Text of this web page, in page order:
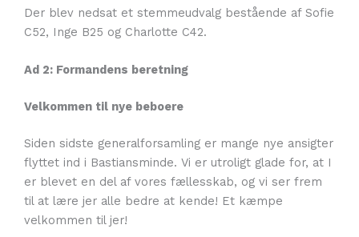
Der blev nedsat et stemmeudvalg bestående af Sofie
C52, Inge B25 og Charlotte C42.
Ad 2: Formandens beretning
Velkommen til nye beboere
Siden sidste generalforsamling er mange nye ansigter
flyttet ind i Bastiansminde. Vi er utroligt glade for, at I
er blevet en del af vores fællesskab, og vi ser frem
til at lære jer alle bedre at kende! Et kæmpe
velkommen til jer!